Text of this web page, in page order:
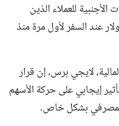
للعملاء الذين
نقدًا عبر الفروع إلى 5000 دولار عند السفر لأول مرة منذ
لايجي برس، إن قرار
إيجابي على حركة الأسهم
بشكل خاص.